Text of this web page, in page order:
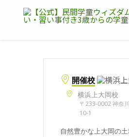
開催校
横浜上大岡校
〒233-0002 神奈
10-1
自然豊かな上大岡の